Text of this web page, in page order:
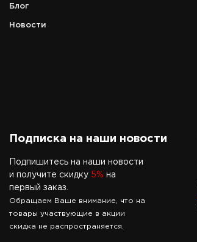
Блог
Новости
Подписка на наши новости
Подпишитесь на наши новости
и получите скидку 5% на
первый заказ.
Обращаем Ваше внимание, что на
товары участвующие в акции
скидка не распространяется.